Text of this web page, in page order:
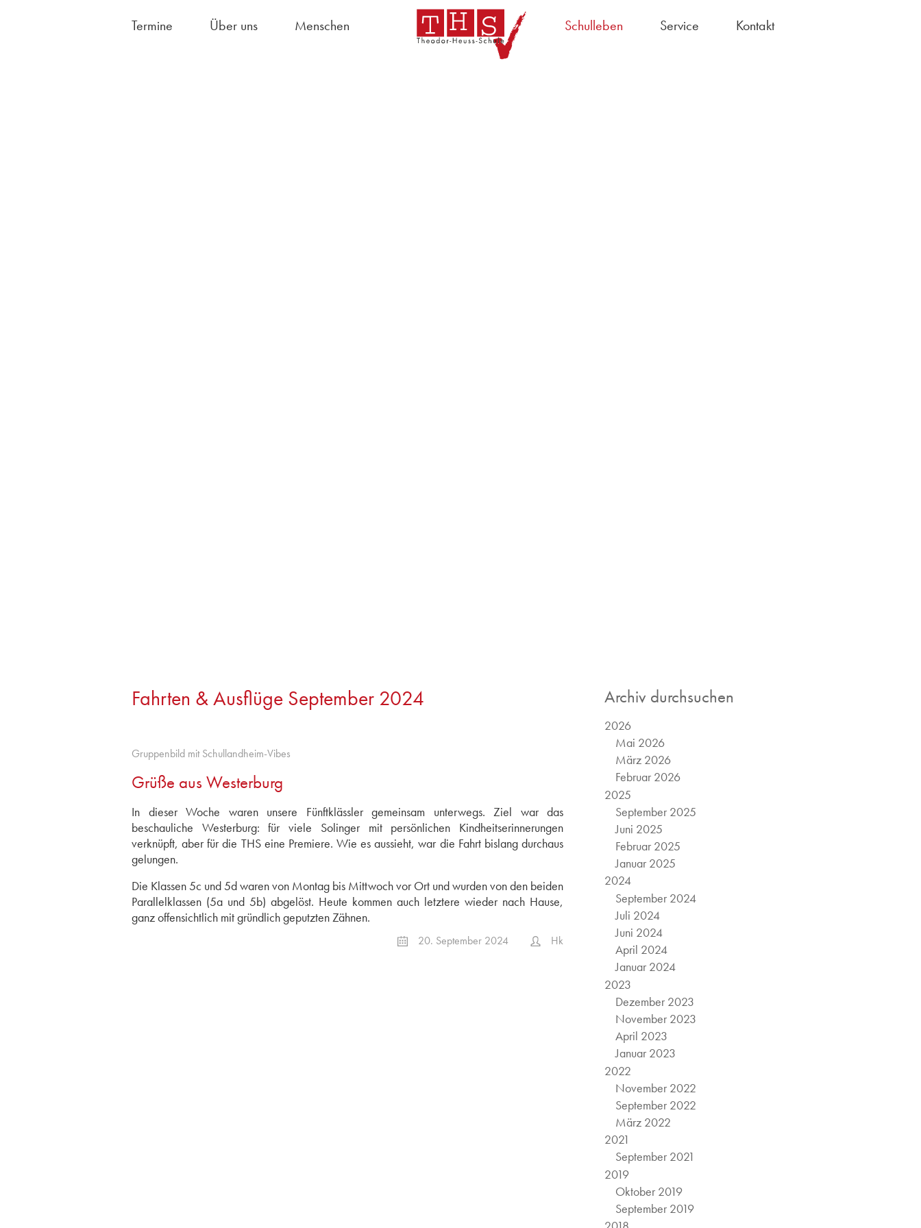
Termine Über uns Menschen Schulleben Service Kontakt
Archiv durchsuchen
2026
Mai 2026
März 2026
Februar 2026
2025
September 2025
Juni 2025
Februar 2025
Januar 2025
2024
September 2024
Juli 2024
Juni 2024
April 2024
Januar 2024
2023
Dezember 2023
November 2023
April 2023
Januar 2023
2022
November 2022
September 2022
März 2022
2021
September 2021
2019
Oktober 2019
September 2019
Fahrten & Ausflüge September 2024
Gruppenbild mit Schullandheim-Vibes
Grüße aus Westerburg
In dieser Woche waren unsere Fünftklässler gemeinsam unterwegs. Ziel war das
beschauliche Westerburg: für viele Solinger mit persönlichen Kindheitserinnerungen
verknüpft, aber für die THS eine Premiere. Wie es aussieht, war die Fahrt bislang durchaus
gelungen.
Die Klassen 5c und 5d waren von Montag bis Mittwoch vor Ort und wurden von den beiden
Parallelklassen (5a und 5b) abgelöst. Heute kommen auch letztere wieder nach Hause,
ganz offensichtlich mit gründlich geputzten Zähnen.
20. September 2024 Hk